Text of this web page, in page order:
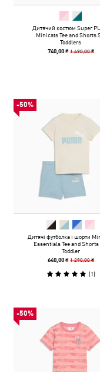
Дитячий костюм Super
Minicats Tee and Shorts
Toddlers
740,00 ₴ 1 490,00 ₴
-50%
Дитячі футболка і шорти
Essentials Tee and Shorts
Toddler
640,00 ₴ 1 290,00 ₴
(1)
-50%